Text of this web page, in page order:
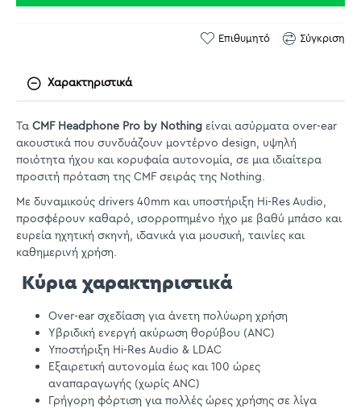
Επιθυμητό Σύγκριση
Χαρακτηριστικά
Τα CMF Headphone Pro by Nothing είναι ασύρματα over-ear
ακουστικά που συνδυάζουν μοντέρνο design, υψηλή
ποιότητα ήχου και κορυφαία αυτονομία, σε μια ιδιαίτερα
προσιτή πρόταση της CMF σειράς της Nothing.
Με δυναμικούς drivers 40mm και υποστήριξη Hi-Res Audio,
προσφέρουν καθαρό, ισορροπημένο ήχο με βαθύ μπάσο και
ευρεία ηχητική σκηνή, ιδανικά για μουσική, ταινίες και
καθημερινή χρήση.
Κύρια χαρακτηριστικά
Over-ear σχεδίαση για άνετη πολύωρη χρήση
Υβριδική ενεργή ακύρωση θορύβου (ANC)
Υποστήριξη Hi-Res Audio & LDAC
Εξαιρετική αυτονομία έως και 100 ώρες
αναπαραγωγής (χωρίς ANC)
Γρήγορη φόρτιση για πολλές ώρες χρήσης σε λίγα